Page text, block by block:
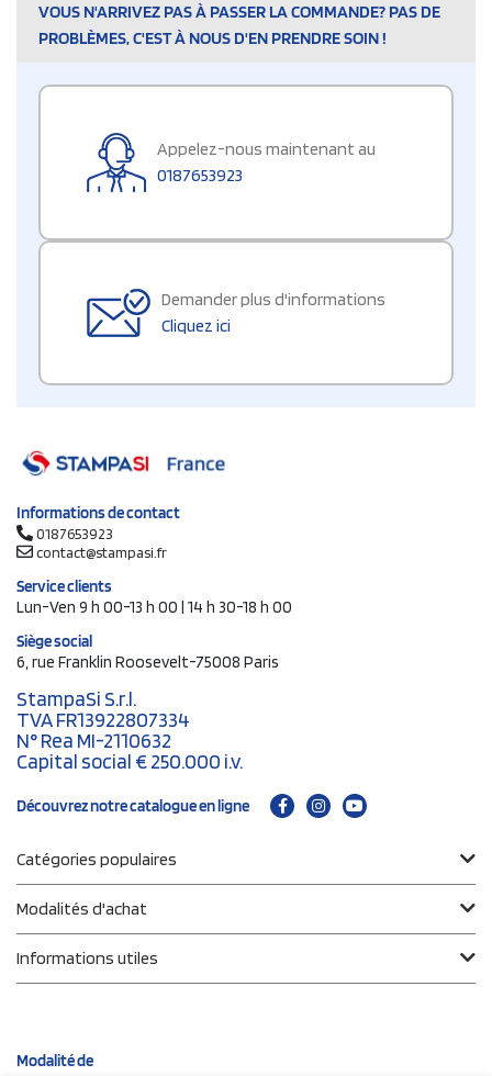
VOUS N'ARRIVEZ PAS À PASSER LA COMMANDE? PAS DE
PROBLÈMES, C'EST À NOUS D'EN PRENDRE SOIN !
Appelez-nous maintenant au
0187653923
Demander plus d'informations
Cliquez ici
Informations de contact
0187653923
contact@stampasi.fr
Service clients
Lun-Ven 9 h 00-13 h 00 | 14 h 30-18 h 00
Siège social
6, rue Franklin Roosevelt-75008 Paris
StampaSi S.r.l.
TVA FR13922807334
N° Rea MI-2110632
Capital social € 250.000 i.v.
Découvrez notre catalogue en ligne
Catégories populaires
Modalités d'achat
Informations utiles
Modalité de